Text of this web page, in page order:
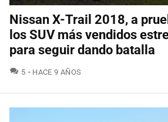
Nissan X-Trail 2018, a
los SUV más vendidos
para seguir dando batalla
5 COMENTARIOS
HACE 9 AÑOS